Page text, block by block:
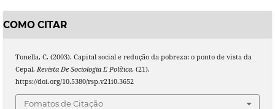
COMO CITAR
Tonella, C. (2003). Capital social e redução da pobreza: o ponto de vista da
Cepal. Revista De Sociologia E Política, (21).
https://doi.org/10.5380/rsp.v21i0.3652
Fomatos de Citação